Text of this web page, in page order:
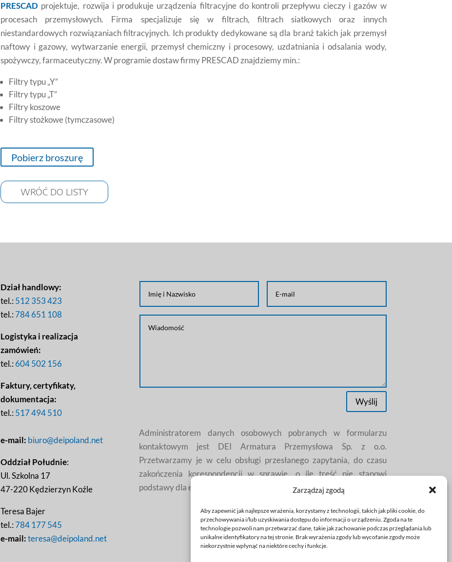
Zarządzaj zgodą
Aby zapewnić jak najlepsze wrażenia, korzystamy z technologii, takich jak pliki cookie, do
przechowywania i/lub uzyskiwania dostępu do informacji o urządzeniu. Zgoda na te
technologie pozwoli nam przetwarzać dane, takie jak zachowanie podczas przeglądania lub
unikalne identyfikatory na tej stronie. Brak wyrażenia zgody lub wycofanie zgody może
niekorzystnie wpłynąć na niektóre cechy i funkcje.
PRESCADprojektuje, rozwija i produkuje urządzenia filtracyjne do kontroli przepływu cieczy i gazów w
procesach przemysłowych. Firma specjalizuje się w filtrach, filtrach siatkowych oraz innych
niestandardowych rozwiązaniach filtracyjnych. Ich produkty dedykowane są dla branż takich jak przemysł
naftowy i gazowy, wytwarzanie energii, przemysł chemiczny i procesowy, uzdatniania i odsalania wody,
spożywczy, farmaceutyczny. W programie dostaw firmy PRESCAD znajdziemy min.:
Filtry typu „Y”
Filtry typu „T”
Filtry koszowe
Filtry stożkowe (tymczasowe)
Pobierz broszurę
WRÓĆ DO LISTY
Dział handlowy:
tel.: 512 353 423
tel.: 784 651 108
Logistyka i realizacja
zamówień:
tel.: 604 502 156
Faktury, certyfikaty,
dokumentacja:
tel.: 517 494 510
e-mail: biuro@deipoland.net
Oddział Południe:
Ul. Szkolna 17
47-220 Kędzierzyn Koźle
Teresa Bajer
tel.: 784 177 545
e-mail:teresa@deipoland.net
Wyślij
Administratorem danych osobowych pobranych w formularzu
kontaktowym jest DEI Armatura Przemysłowa Sp. z o.o.
Przetwarzamy je w celu obsługi przesłanego zapytania, do czasu
zakończenia korespondencji w sprawie, o ile treść nie stanowi
podstawy dla ewentualnych roszczeń.
Więcej w Polityka Prywatności.